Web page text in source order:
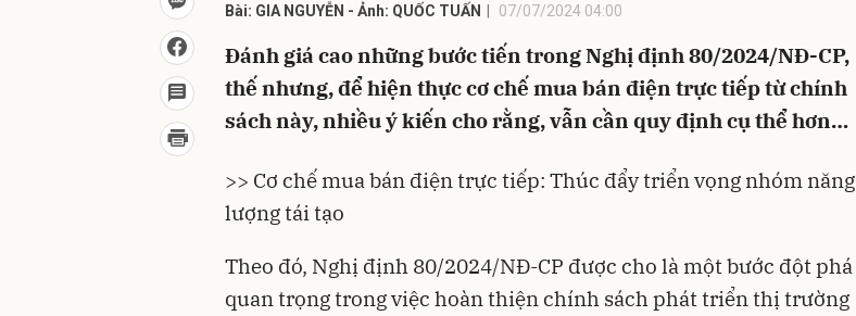
Bài: GIA NGUYỄN - Ảnh: QUỐC TUẤN 07/07/2024 04:00
Đánh giá cao những bước tiến trong Nghị định 80/2024/NĐ-CP,
thế nhưng, để hiện thực cơ chế mua bán điện trực tiếp từ chính
sách này, nhiều ý kiến cho rằng, vẫn cần quy định cụ thể hơn…
>> Cơ chế mua bán điện trực tiếp: Thúc đẩy triển vọng nhóm năng
lượng tái tạo
Theo đó, Nghị định 80/2024/NĐ-CP được cho là một bước đột phá
quan trọng trong việc hoàn thiện chính sách phát triển thị trường